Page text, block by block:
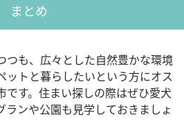
まとめ
つも、広々とした自然豊かな環境
ットと暮らしたいという方にオス
です。住まい探しの際はぜひ愛犬
ランや公園も見学しておきましょ